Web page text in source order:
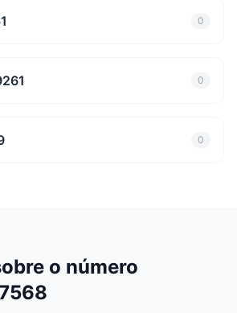
0
0
0
o número